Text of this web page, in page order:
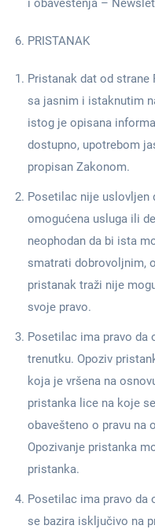
i obaveštenja –
PRISTANAK
Pristanak dat od
sa jasnim i istaknutim
istog je opisana
dostupno, upotrebom
propisan Zakonom.
Posetilac nije uslovljen
omogućena usluga ili
neophodan da bi ista
smatrati dobrovoljnim,
pristanak traži nije
svoje pravo.
Posetilac ima pravo da
trenutku. Opoziv
koja je vršena na
pristanka lice na koje
obavešteno o pravu na
Opozivanje pristanka
pristanka.
Posetilac ima pravo da
se bazira isključivo na